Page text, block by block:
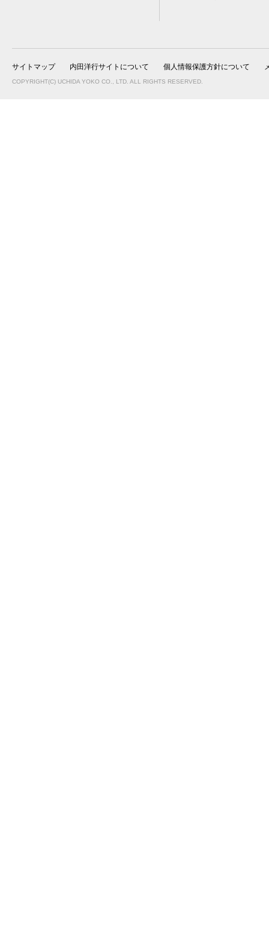
サイトマップ 内田洋行サイトについて 個人情報保護方針について
COPYRIGHT(C) UCHIDA YOKO CO., LTD. ALL RIGHTS RESERVED.